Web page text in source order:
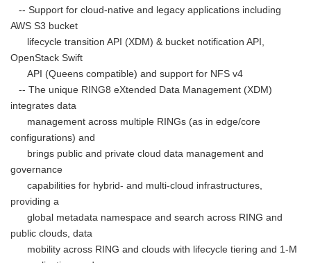
-- Support for cloud-native and legacy applications including
AWS S3 bucket
lifecycle transition API (XDM) & bucket notification API,
OpenStack Swift
API (Queens compatible) and support for NFS v4
-- The unique RING8 eXtended Data Management (XDM)
integrates data
management across multiple RINGs (as in edge/core
configurations) and
brings public and private cloud data management and
governance
capabilities for hybrid- and multi-cloud infrastructures,
providing a
global metadata namespace and search across RING and
public clouds, data
mobility across RING and clouds with lifecycle tiering and 1-M
Japanese